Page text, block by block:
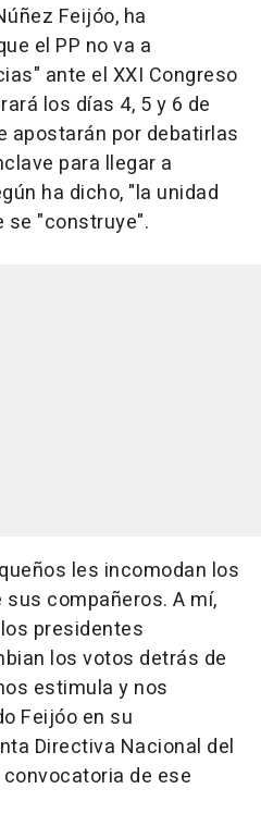
Feijóo, ha
el PP no va a
ante el XXI Congreso
los días 4, 5 y 6 de
apostarán por debatirlas
para llegar a
ha dicho, "la unidad
se "construye".
les incomodan los
compañeros. A mí,
presidentes
los votos detrás de
estimula y nos
Feijóo en su
Directiva Nacional del
convocatoria de ese